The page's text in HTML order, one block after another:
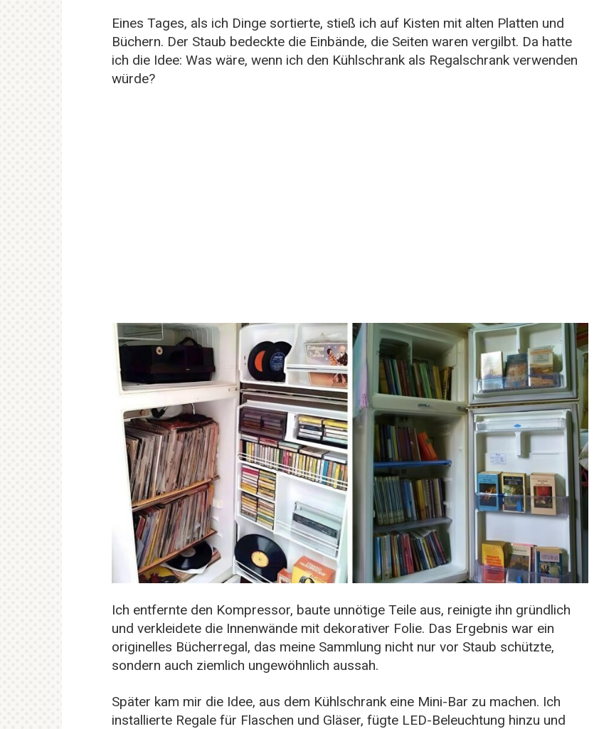
Eines Tages, als ich Dinge sortierte, stieß ich auf Kisten mit alten Platten und
Büchern. Der Staub bedeckte die Einbände, die Seiten waren vergilbt. Da hatte
ich die Idee: Was wäre, wenn ich den Kühlschrank als Regalschrank verwenden
würde?
Ich entfernte den Kompressor, baute unnötige Teile aus, reinigte ihn gründlich
und verkleidete die Innenwände mit dekorativer Folie. Das Ergebnis war ein
originelles Bücherregal, das meine Sammlung nicht nur vor Staub schützte,
sondern auch ziemlich ungewöhnlich aussah.
Später kam mir die Idee, aus dem Kühlschrank eine Mini-Bar zu machen. Ich
installierte Regale für Flaschen und Gläser, fügte LED-Beleuchtung hinzu und